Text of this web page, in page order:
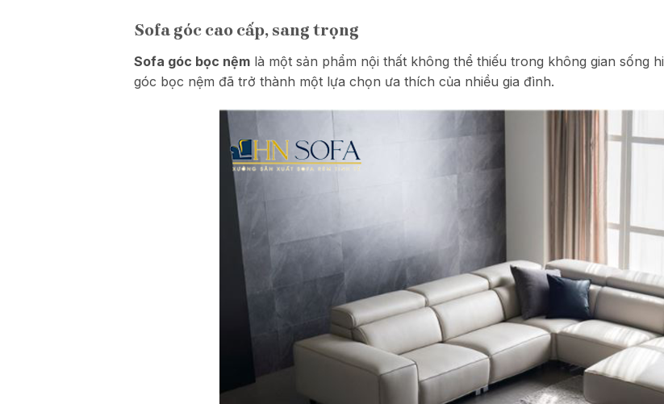
Sofa góc cao cấp, sang trọng
Sofa góc bọc nệm là một sản phẩm nội thất không thể thiếu trong không gian sống
góc bọc nệm đã trở thành một lựa chọn ưa thích của nhiều gia đình.